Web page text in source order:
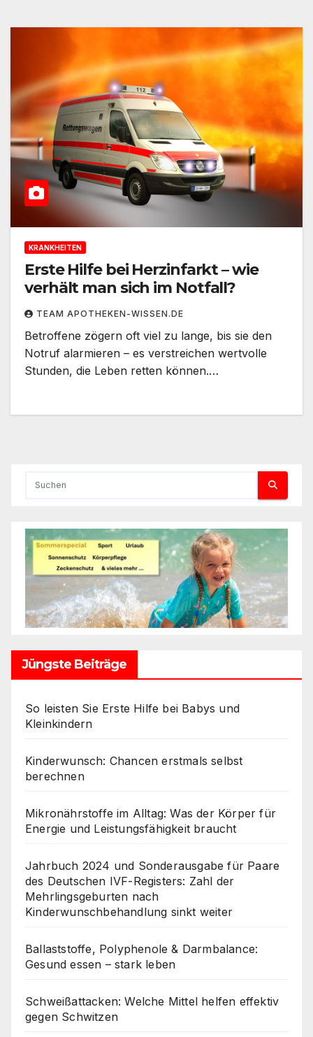
KRANKHEITEN
Erste Hilfe bei Herzinfarkt – wie
verhält man sich im Notfall?
TEAM APOTHEKEN-WISSEN.DE
Betroffene zögern oft viel zu lange, bis sie den
Notruf alarmieren – es verstreichen wertvolle
Stunden, die Leben retten können.…
Jüngste Beiträge
So leisten Sie Erste Hilfe bei Babys und
Kleinkindern
Kinderwunsch: Chancen erstmals selbst
berechnen
Mikronährstoffe im Alltag: Was der Körper für
Energie und Leistungsfähigkeit braucht
Jahrbuch 2024 und Sonderausgabe für Paare
des Deutschen IVF-Registers: Zahl der
Mehrlingsgeburten nach
Kinderwunschbehandlung sinkt weiter
Ballaststoffe, Polyphenole & Darmbalance:
Gesund essen – stark leben
Schweißattacken: Welche Mittel helfen effektiv
gegen Schwitzen